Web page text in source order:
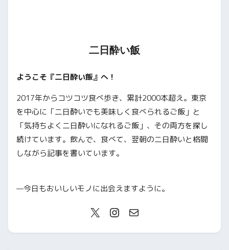
二日酔い飯
ようこそ『二日酔い飯』へ！
2017年からコツコツ食べ歩き、累計2000本超え。東京
を中心に「二日酔いでも美味しく食べられるご飯」と
「気持ちよく二日酔いになれるご飯」、その両方を探し
続けています。飲んで、食べて、翌朝の二日酔いと格闘
しながら記事を書いています。
—今日もおいしいモノに出会えますように。